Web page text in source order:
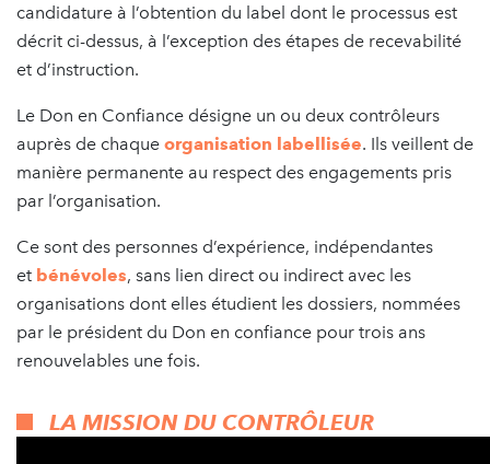
candidature à l’obtention du label dont le processus est
décrit ci-dessus, à l’exception des étapes de recevabilité
et d’instruction.
Le Don en Confiance désigne un ou deux contrôleurs
auprès de chaque organisation labellisée. Ils veillent de
manière permanente au respect des engagements pris
par l’organisation.
Ce sont des personnes d’expérience, indépendantes
et bénévoles, sans lien direct ou indirect avec les
organisations dont elles étudient les dossiers, nommées
par le président du Don en confiance pour trois ans
renouvelables une fois.
LA MISSION DU CONTRÔLEUR